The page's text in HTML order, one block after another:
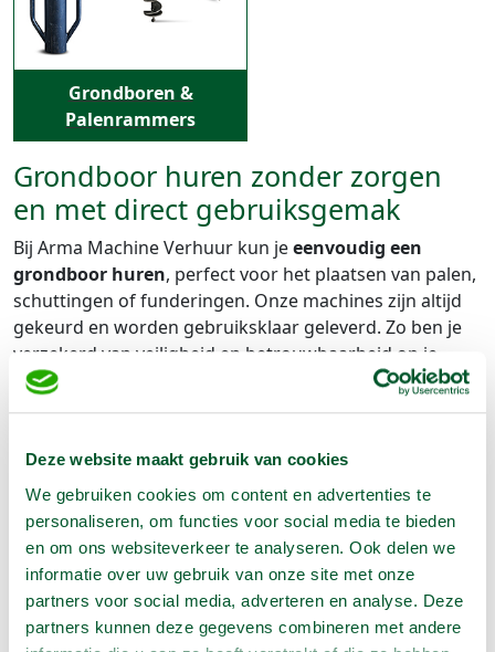
Deze website maakt gebruik van cookies
We gebruiken cookies om content en advertenties te
personaliseren, om functies voor social media te bieden
en om ons websiteverkeer te analyseren. Ook delen we
informatie over uw gebruik van onze site met onze
partners voor social media, adverteren en analyse. Deze
partners kunnen deze gegevens combineren met andere
Grondboren &
Palenrammers
Grondboor huren zonder zorgen
en met direct gebruiksgemak
Bij Arma Machine Verhuur kun jeeenvoudig een
grondboor huren, perfect voor het plaatsen van palen,
schuttingen of funderingen. Onze machines zijn altijd
gekeurd en worden gebruiksklaar geleverd. Zo ben je
verzekerd van veiligheid en betrouwbaarheid op je
project.
huren voor jouw klus
Wanneer je een grondboor huurt, wil je zeker weten
dat je het juiste model kiest. Onze verhuurspecialisten
geven advies op maat, zodat jesnel en efficiënt kunt
werken. Zo voorkom je vertraging en haal je het beste
uit je tijd en budget. Dankzij onze ruime openingstijden
en snelle levering sta je nooit stil. Of je de boor nu zelf